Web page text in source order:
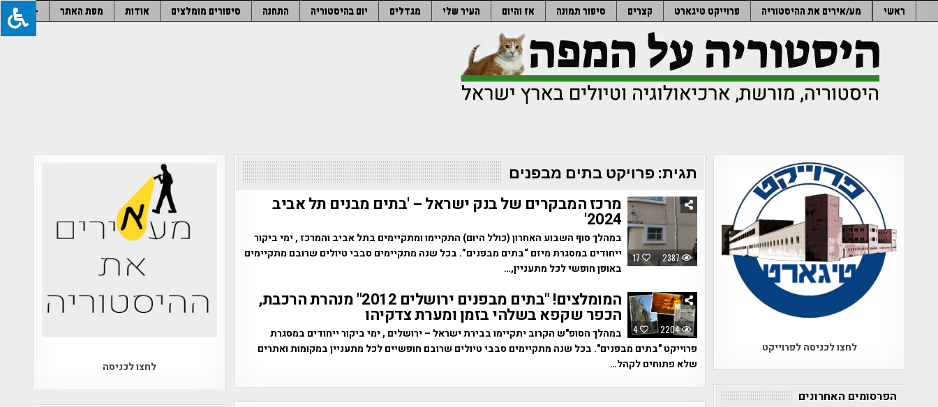
to
ראשי מע/אירים את ההיסטוריה פרוייקט טיגארט קצרים סיפור תמונה אז והיום העיר שלי מגדלים יום בהיסטוריה התחנה סיפורים מומלצים אודות מפת האתר –
תגית:פרויקט בתים מבפנים
17 2387
מרכז המבקרים של בנק ישראל – 'בתים מבנים תל אביב
2024'
במהלך סוף השבוע האחרון (כולל היום) התקיימו ומתקיימים בתל אביב והמרכז , ימי ביקור
ייחודים במסגרת מיזם “בתים מבפנים”. בכל שנה מתקיימים סבבי טיולים שרובם מתקיימים
באופן חופשי לכל מתעניין,…
4 2204
המומלצים! "בתים מבפנים ירושלים 2012" מנהרת הרכבת,
הכפר שקפא בשלהי בזמן ומערת צדקיהו
במהלך הסופ"ש הקרוב יתקיימו בבירת ישראל – ירושלים , ימי ביקור ייחודים במסגרת
פרוייקט "בתים מבפנים". בכל שנה מתקיימים סבבי טיולים שרובם חופשיים לכל מתעניין במקומות ואתרים
שלא פתוחים לקהל…
לחצו לכניסה לפרוייקט
הפרסומים האחרונים
לחצו לכניסה